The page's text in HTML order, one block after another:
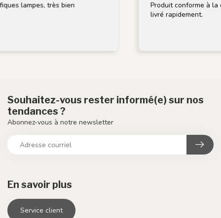
lampes, très bien
Produit conforme à la
livré rapidement.
En savoir plus
Service client
Souhaitez-vous rester informé(e) sur nos
tendances ?
Abonnez-vous à notre newsletter